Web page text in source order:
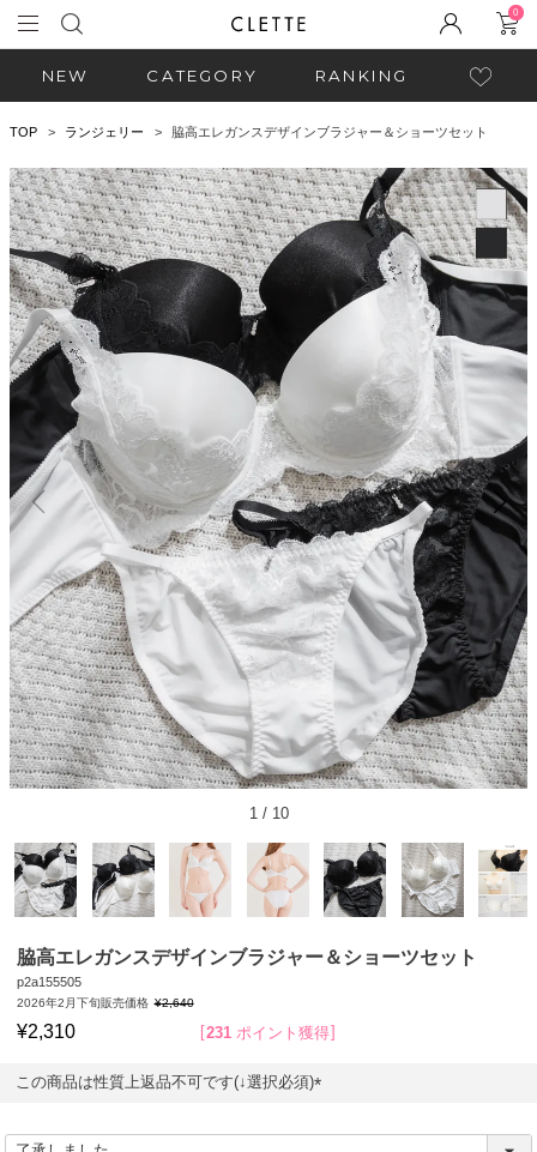
0
NEW CATEGORY RANKING
TOP ランジェリー 脇高エレガンスデザインブラジャー＆ショーツセット
1/ 10
脇高エレガンスデザインブラジャー＆ショーツセット
p2a155505
2026年2月下旬販売価格 ¥2,640
¥2,310 231 ポイント獲得
この商品は性質上返品不可です(↓選択必須)
必